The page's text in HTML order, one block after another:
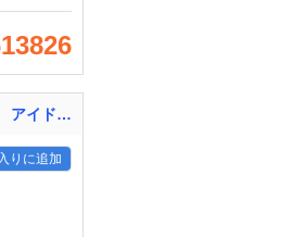
フィットシャトルハイブリッド ハイブリッド・ナビプレミアムセレクション ナビ ＥＴＣ スマートキー オートエアコン アイドリングストップ グレー 灰 衝突安全ボディ 盗難防止システム 助手席エアバッグ 運転席エアバッグ
りに追加